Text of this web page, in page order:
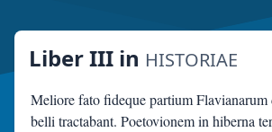
Liber III in HISTORIAE
Meliore fato fideque partium Flavianarum
belli tractabant. Poetovionem in hiberna